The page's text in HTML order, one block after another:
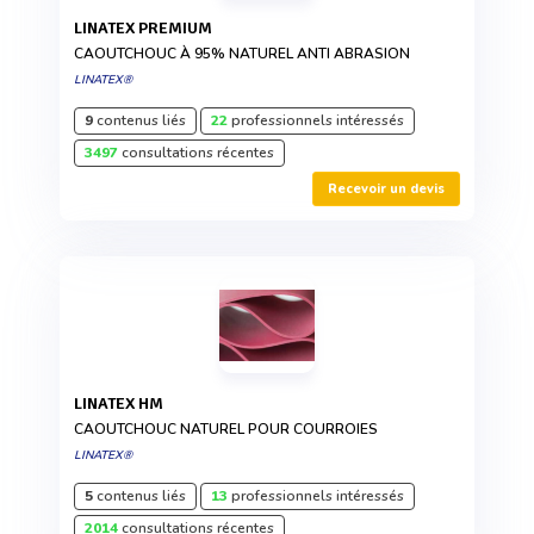
LINATEX PREMIUM
CAOUTCHOUC À 95% NATUREL ANTI ABRASION
LINATEX®
9contenus liés 22professionnels intéressés
3497consultations récentes
Recevoir un devis
LINATEX HM
CAOUTCHOUC NATUREL POUR COURROIES
LINATEX®
5contenus liés 13 professionnels intéressés
2014consultations récentes